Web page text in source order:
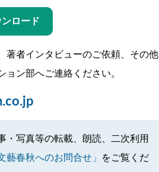
ロード
著者インタビューのご依頼、その他
ン部へご連絡ください。
・写真等の転載、朗読、二次利用
藝春秋へのお問合せ」
をご覧くだ